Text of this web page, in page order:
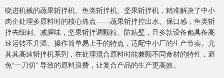
晓进机械的蔬果斩拌机、鱼类斩拌机、坚果斩拌机，精准解决了中小
肉企处理多原料时的核心痛点——蔬果斩拌控出水、保口感，鱼类斩
拌去细刺、减腥味，坚果斩拌调颗粒、防粘壁，且多款设备都具备高
速运转不升温、操作简单易上手的特点，适配中小厂的生产节奏。尤
其其高速斩拌机系列，在处理混合原料时能兼顾不同食材的特性，避
免“一刀切” 导致的原料浪费，让复合产品的生产更高效。